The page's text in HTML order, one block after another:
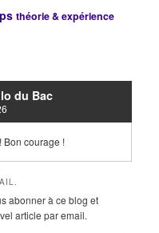
théorie & expérience
du Bac
Bon courage !
abonner à ce blog et
article par email.